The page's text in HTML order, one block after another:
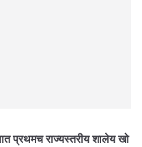
प्रथमच राज्यस्तरीय शालेय खो